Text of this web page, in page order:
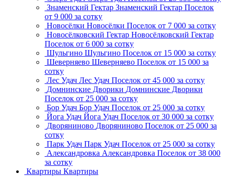
Знаменский Гектар Знаменский Гектар Поселок
от 9 000 за сотку
Новосёлки Новосёлки Поселок от 7 000 за сотку
Новосёлковский Гектар Новосёлковский Гектар
Поселок от 6 000 за сотку
Шульгино Шульгино Поселок от 15 000 за сотку
Шеверняево Шеверняево Поселок от 15 000 за
сотку
Лес Удач Лес Удач Поселок от 45 000 за сотку
Домнинские Дворики Домнинские Дворики
Поселок от 25 000 за сотку
Бор Удач Бор Удач Поселок от 25 000 за сотку
Йога Удач Йога Удач Поселок от 30 000 за сотку
Дворяниново Дворяниново Поселок от 25 000 за
сотку
Парк Удач Парк Удач Поселок от 25 000 за сотку
Александровка Александровка Поселок от 38 000
за сотку
Квартиры Квартиры